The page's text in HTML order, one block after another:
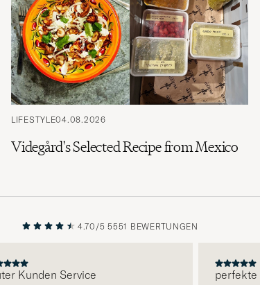
LIFESTYLE04.08.2026
Videgård's Selected Recipe from Mexico
VORHERIGE
4.70/5 5551 BEWERTUNGEN
Kunden Service
perfekte